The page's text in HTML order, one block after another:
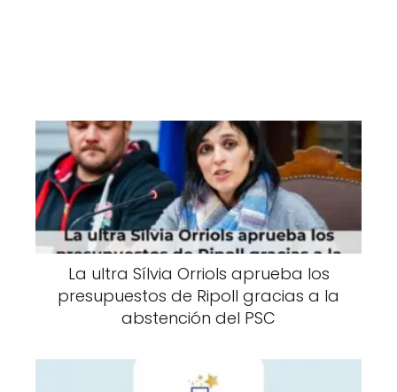
La ultra Sílvia Orriols aprueba los
presupuestos de Ripoll gracias a la
abstención del PSC